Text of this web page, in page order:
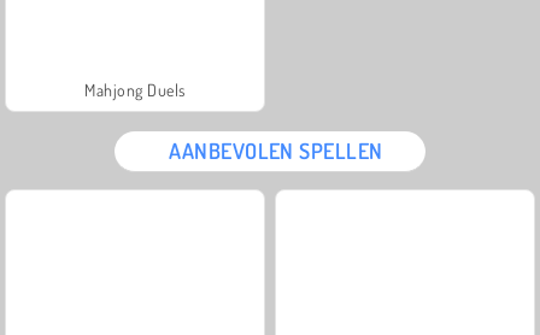
Mahjong Duels
AANBEVOLEN SPELLEN